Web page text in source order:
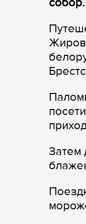
Затем